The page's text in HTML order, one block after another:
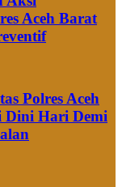
Aceh Barat
Polres Aceh
Hari Demi